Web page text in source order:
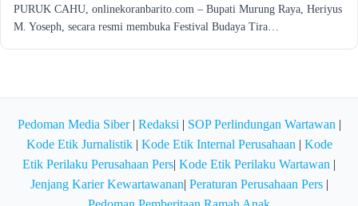
PURUK CAHU, onlinekoranbarito.com – Bupati Murung Raya, Heriyus
M. Yoseph, secara resmi membuka Festival Budaya Tira…
Pedoman Media Siber| Redaksi | SOP Perlindungan Wartawan |
Kode Etik Jurnalistik| Kode Etik Internal Perusahaan | Kode
Etik Perilaku Perusahaan Pers| Kode Etik Perilaku Wartawan |
Jenjang Karier Kewartawanan| Peraturan Perusahaan Pers|